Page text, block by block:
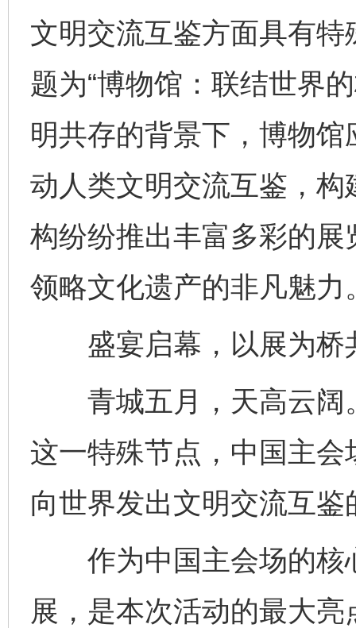
文明交流互鉴方面具有
题为“博物馆：联结世界
明共存的背景下，博物
动人类文明交流互鉴，
构纷纷推出丰富多彩的
领略文化遗产的非凡魅力
盛宴启幕，以展为桥
青城五月，天高云阔
这一特殊节点，中国主
向世界发出文明交流互鉴
作为中国主会场的核
展，是本次活动的最大亮